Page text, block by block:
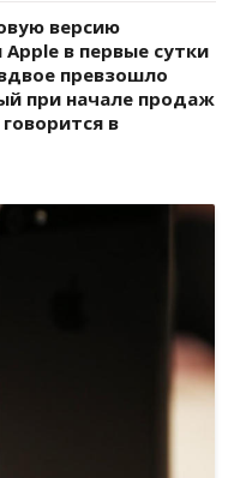
версию
в первые сутки
превзошло
при начале продаж
в